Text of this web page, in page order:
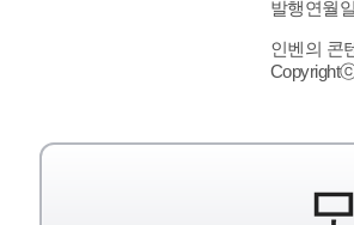
발행연월
인벤의 콘